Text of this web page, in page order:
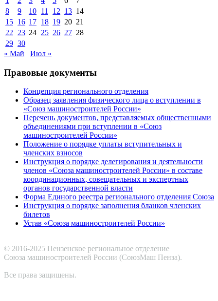
8
9 10 11 12 13 14
15 16 17 18 19 20 21
22
23 24 25 26 27 28
29 30
« Май
Июл »
Правовые документы
Концепция регионального отделения
Образец заявления физического лица о вступлении в
«Союз машиностроителей России»
Перечень документов, представляемых общественными
объединениями при вступлении в «Союз
машиностроителей России»
Положение о порядке уплаты вступительных и
членских взносов
Инструкция о порядке делегирования и деятельности
членов «Союза машиностроителей России» в составе
координационных, совещательных и экспертных
органов государственной власти
Форма Единого реестра регионального отделения Союза
Инструкция о порядке заполнения бланков членских
билетов
Устав «Союза машиностроителей России»
© 2016-2025 Пензенское региональное отделение
Cоюза машиностроителей России (СоюзМаш Пенза).
Все права защищены.